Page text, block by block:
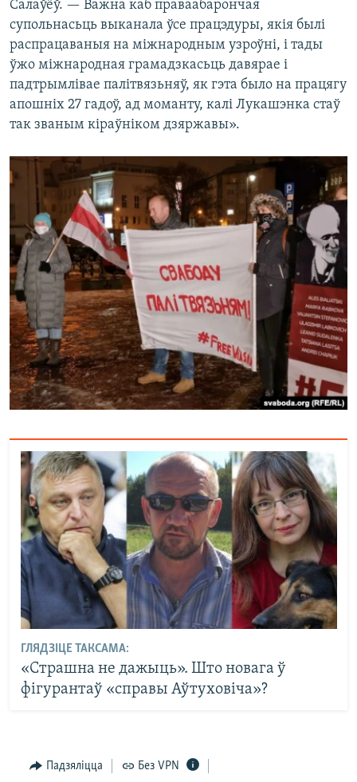
Салаўёў. — Важна каб праваабарончая
супольнасьць выканала ўсе працэдуры, якія былі
распрацаваныя на міжнародным узроўні, і тады
ўжо міжнародная грамадзкасьць давярае і
падтрымлівае палітвязьняў, як гэта было на працягу
апошніх 27 гадоў, ад моманту, калі Лукашэнка стаў
так званым кіраўніком дзяржавы».
ГЛЯДЗІЦЕ ТАКСАМА:
«Страшна не дажыць». Што новага ў
фігурантаў «справы Аўтуховіча»?
Падзяліцца Без VPN